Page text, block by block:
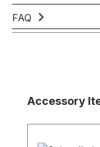
FAQ
Produktgalerie
Accessory